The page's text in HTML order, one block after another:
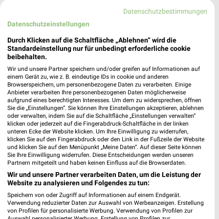
25,2 km
Spezial-Prospekt der Marken
25,2 km
Angebote ab 08.08.
XXXLutz XXXLutz
Datenschutzbestimmungen
Datenschutzeinstellungen
Durch Klicken auf die Schaltfläche „Ablehnen“ wird die
Standardeinstellung nur für unbedingt erforderliche cookie
beibehalten.
Wir und unsere Partner speichern und/oder greifen auf Informationen auf
einem Gerät zu, wie z. B. eindeutige IDs in cookie und anderen
Browserspeichern, um personenbezogene Daten zu verarbeiten. Einige
Anbieter verarbeiten Ihre personenbezogenen Daten möglicherweise
aufgrund eines berechtigten Interesses. Um dem zu widersprechen, öffnen
Sie die „Einstellungen“. Sie können Ihre Einstellungen akzeptieren, ablehnen
oder verwalten, indem Sie auf die Schaltfläche „Einstellungen verwalten“
klicken oder jederzeit auf die Fingerabdruck-Schaltfläche in der linken
unteren Ecke der Website klicken. Um Ihre Einwilligung zu widerrufen,
klicken Sie auf den Fingerabdruck oder den Link in der Fußzeile der Website
und klicken Sie auf den Menüpunkt „Meine Daten“. Auf dieser Seite können
Sie Ihre Einwilligung widerrufen. Diese Entscheidungen werden unseren
Partnern mitgeteilt und haben keinen Einfluss auf die Browserdaten.
Wir und unsere Partner verarbeiten Daten, um die Leistung der
Website zu analysieren und Folgendes zu tun:
Speichern von oder Zugriff auf Informationen auf einem Endgerät.
Verwendung reduzierter Daten zur Auswahl von Werbeanzeigen. Erstellung
von Profilen für personalisierte Werbung. Verwendung von Profilen zur